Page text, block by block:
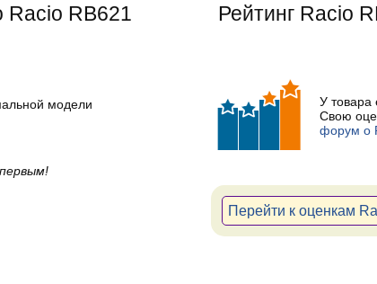
Racio RB621
модели
Рейтинг Racio
У товара
Свою
форум о
Перейти к оценкам